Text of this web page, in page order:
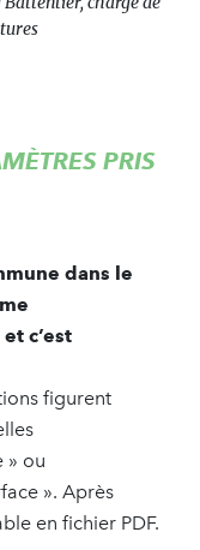
PRIS
dans le
c’est
figurent
» ou
». Après
en fichier PDF.